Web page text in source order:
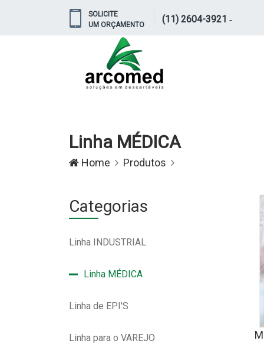
SOLICITE
UM ORÇAMENTO
(11) 2604-3921 -
Linha MÉDICA
Home Produtos
Categorias
Linha INDUSTRIAL
Linha MÉDICA
Linha de EPI'S
Linha para o VAREJO